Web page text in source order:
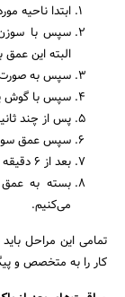
ابتدا ناحیه
البته این
سپس به صورت
سپس با گوش
پس از چند
سپس عمق
بعد از 6 دقیقه با مواد ریموو پوست را مجدد تمیز می‌کنند.
بسته به
می‌کنیم.
تمامی این مراحل باید
کار را به متخصص و